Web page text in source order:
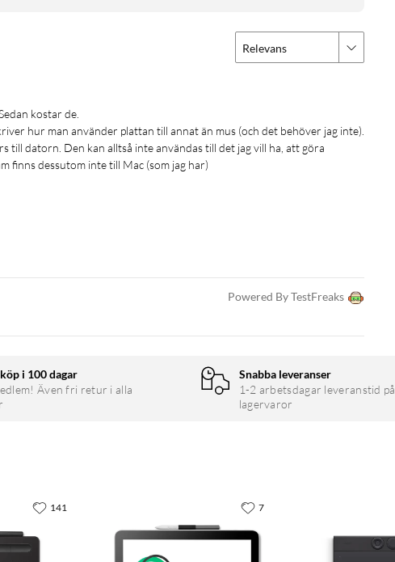
med pennor från tredje part (LAMY, Staedtler...)
Relevans
hur man använder plattan till annat än mus (och det behöver jag inte).
datorn. Den kan alltså inte användas till det jag vill ha, att göra
finns dessutom inte till Mac (som jag har)
Powered By TestFreaks
i 100 dagar
Även fri retur i alla
Snabba leveranser
1-2 arbetsdagar leveranstid på
lagervaror
141 7